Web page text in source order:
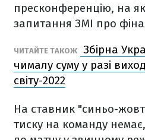
пресконференцію, на
запитання ЗМІ про
ЧИТАЙТЕ ТАКОЖ
Збірна
чималу суму у разі
світу-2022
На ставник "синьо-
тиску на команду